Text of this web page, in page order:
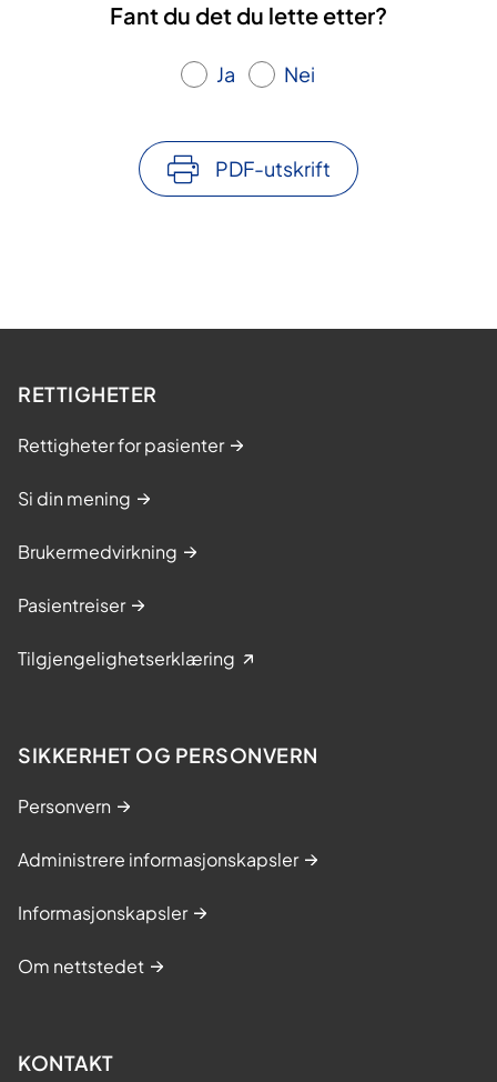
Fant du det du lette etter?
Ja Nei
PDF-utskrift
RETTIGHETER
Rettigheter for pasienter
Si din mening
Brukermedvirkning
Pasientreiser
Tilgjengelighetserklæring
SIKKERHET OG PERSONVERN
Personvern
Administrere informasjonskapsler
Informasjonskapsler
Om nettstedet
KONTAKT